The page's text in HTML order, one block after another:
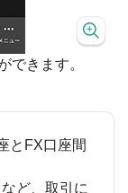
できます。
とFX口座間
ど、取引に